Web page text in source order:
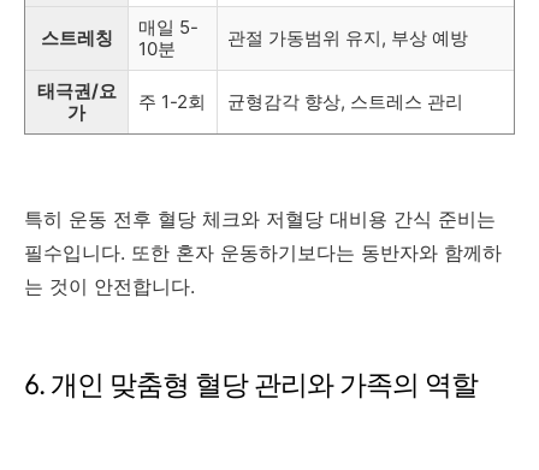
스트레칭
매일 5-
10분
관절 가동범위 유지, 부상 예방
태극권/요
가
주 1-2회 균형감각 향상, 스트레스 관리
특히 운동 전후 혈당 체크와 저혈당 대비용 간식 준비는
필수입니다. 또한 혼자 운동하기보다는 동반자와 함께하
는 것이 안전합니다.
6. 개인 맞춤형 혈당 관리와 가족의 역할